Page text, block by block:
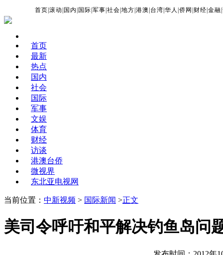
首页 |滚动 国内 国际 |军事 |社会 |地方 |港澳 台湾 |华人 |侨网 财经 |金融 |
首页
最新
热点
国内
社会
国际
军事
文娱
体育
财经
访谈
港澳台侨
微视界
东北亚电视网
当前位置： 中新视频 > 国际新闻 >正文
美司令呼吁和平解决钓鱼岛问